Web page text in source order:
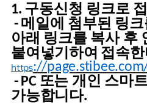
1. 구동신청 링크로
- 메일에 첨부된 링
아래 링크를 복사 후
붙여넣기하여 접속
https://
- PC 또는 개인 스마
가능합니다.